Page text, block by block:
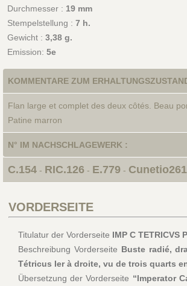
Durchmesser : 19 mm
Stempelstellung : 7 h.
Gewicht : 3,38 g.
Emission: 5e
KOMMENTARE ZUM
Flan large et complet des deux côtés. Beau
Patine marron
N° IM NACHSCHLAGEWERK :
C.154- RIC.126 - E.779-
VORDERSEITE
Titulatur der Vorderseite IMP C TETRICVS
Beschreibung Vorderseite Buste radié,
Tétricus Ier à droite, vu de trois quarts
Übersetzung der Vorderseite “Imperator